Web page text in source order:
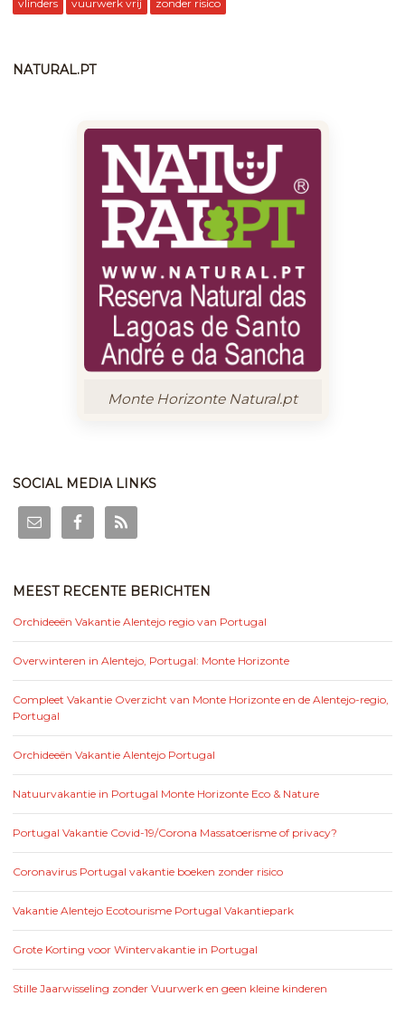
vlinders
vuurwerk vrij zonder risico
NATURAL.PT
Monte Horizonte Natural.pt
SOCIAL MEDIA LINKS
MEEST RECENTE BERICHTEN
Orchideeën Vakantie Alentejo regio van Portugal
Overwinteren in Alentejo, Portugal: Monte Horizonte
Compleet Vakantie Overzicht van Monte Horizonte en de Alentejo-regio,
Portugal
Orchideeën Vakantie Alentejo Portugal
Natuurvakantie in Portugal Monte Horizonte Eco & Nature
Portugal Vakantie Covid-19/Corona Massatoerisme of privacy?
Coronavirus Portugal vakantie boeken zonder risico
Vakantie Alentejo Ecotourisme Portugal Vakantiepark
Grote Korting voor Wintervakantie in Portugal
Stille Jaarwisseling zonder Vuurwerk en geen kleine kinderen